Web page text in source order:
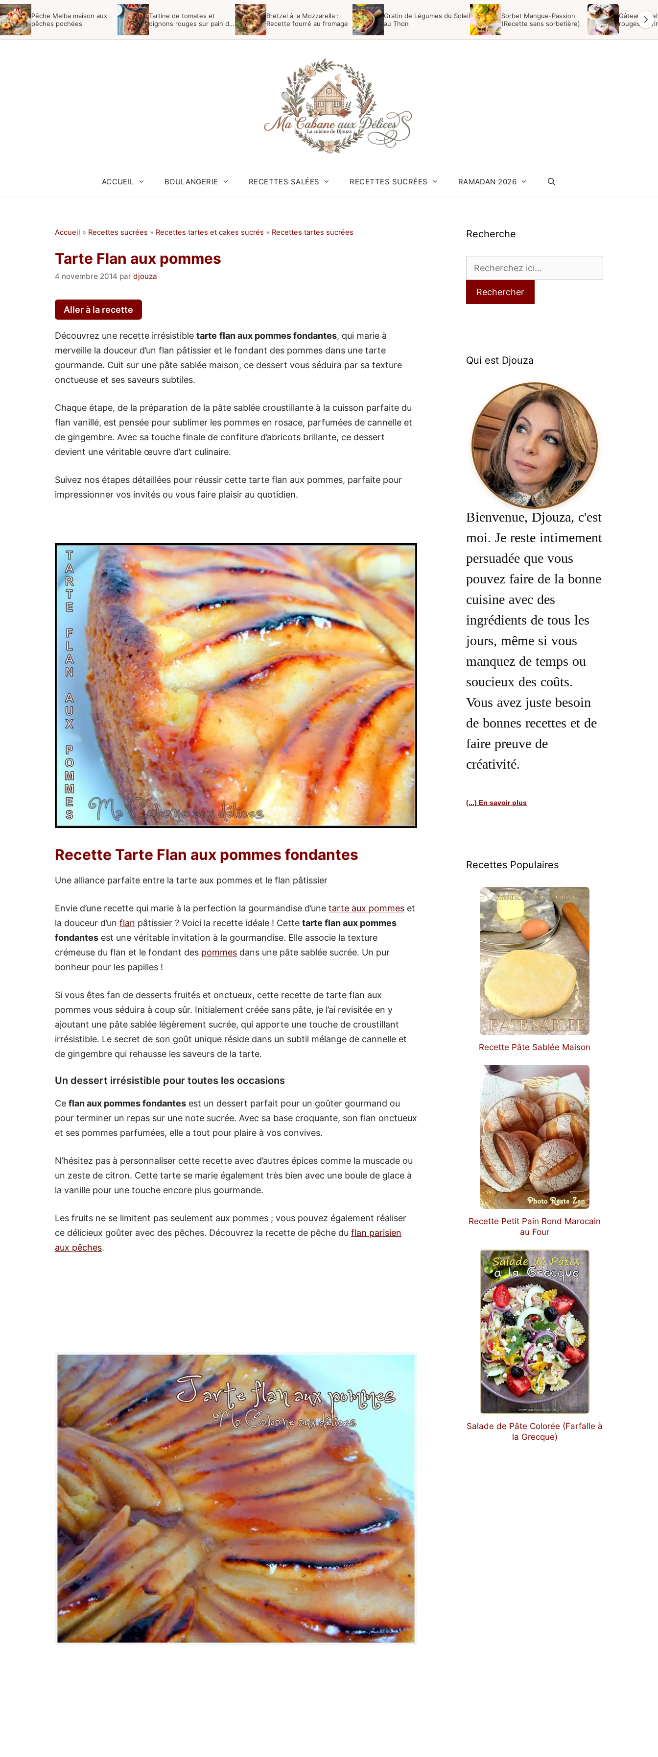
Aller
au
contenu
Pêche Melba maison aux
pêches pochées
Tartine de tomates et
oignons rouges sur pain de
Bretzel à la Mozzarella :
Recette fourré au fromage
Gratin de Légumes du Soleil
au Thon
Sorbet Mangue-Passion
(Recette sans sorbetière)
Gâteau
rouges
ACCUEIL BOULANGERIE RECETTES SALÉES RECETTES SUCRÉES RAMADAN 2026
Accueil » Recettes sucrées » Recettes tartes et cakes sucrés » Recettes tartes sucrées
Tarte Flan aux pommes
4 novembre 2014 par djouza
Aller à la recette
Découvrez une recette irrésistible tarte flan aux pommes fondantes, qui marie à
merveille la douceur d’un flan pâtissier et le fondant des pommes dans une tarte
gourmande. Cuit sur une pâte sablée maison, ce dessert vous séduira par sa texture
onctueuse et ses saveurs subtiles.
Chaque étape, de la préparation de la pâte sablée croustillante à la cuisson parfaite du
flan vanillé, est pensée pour sublimer les pommes en rosace, parfumées de cannelle et
de gingembre. Avec sa touche finale de confiture d’abricots brillante, ce dessert
devient une véritable œuvre d’art culinaire.
Suivez nos étapes détaillées pour réussir cette tarte flan aux pommes, parfaite pour
impressionner vos invités ou vous faire plaisir au quotidien.
Recette Tarte Flan aux pommes fondantes
Une alliance parfaite entre la tarte aux pommes et le flan pâtissier
Envie d’une recette qui marie à la perfection la gourmandise d’une tarte aux pommes et
la douceur d’un flan pâtissier ? Voici la recette idéale ! Cette tarte flan aux pommes
fondantes est une véritable invitation à la gourmandise. Elle associe la texture
crémeuse du flan et le fondant des pommes dans une pâte sablée sucrée. Un pur
bonheur pour les papilles !
Si vous êtes fan de desserts fruités et onctueux, cette recette de tarte flan aux
pommes vous séduira à coup sûr. Initialement créée sans pâte, je l’ai revisitée en y
ajoutant une pâte sablée légèrement sucrée, qui apporte une touche de croustillant
irrésistible. Le secret de son goût unique réside dans un subtil mélange de cannelle et
de gingembre qui rehausse les saveurs de la tarte.
Un dessert irrésistible pour toutes les occasions
Ce flan aux pommes fondantes est un dessert parfait pour un goûter gourmand ou
pour terminer un repas sur une note sucrée. Avec sa base croquante, son flan onctueux
et ses pommes parfumées, elle a tout pour plaire à vos convives.
N’hésitez pas à personnaliser cette recette avec d’autres épices comme la muscade ou
un zeste de citron. Cette tarte se marie également très bien avec une boule de glace à
la vanille pour une touche encore plus gourmande.
Les fruits ne se limitent pas seulement aux pommes ; vous pouvez également réaliser
ce délicieux goûter avec des pêches. Découvrez la recette de pêche du flan parisien
aux pêches.
Recherche
Rechercher
Qui est Djouza
Bienvenue, Djouza, c'est
moi. Je reste intimement
persuadée que vous
pouvez faire de la bonne
cuisine avec des
ingrédients de tous les
jours, même si vous
manquez de temps ou
soucieux des coûts.
Vous avez juste besoin
de bonnes recettes et de
faire preuve de
créativité.
(...) En savoir plus
Recettes Populaires
Recette Pâte Sablée Maison
Recette Petit Pain Rond Marocain
au Four
Salade de Pâte Colorée (Farfalle à
la Grecque)